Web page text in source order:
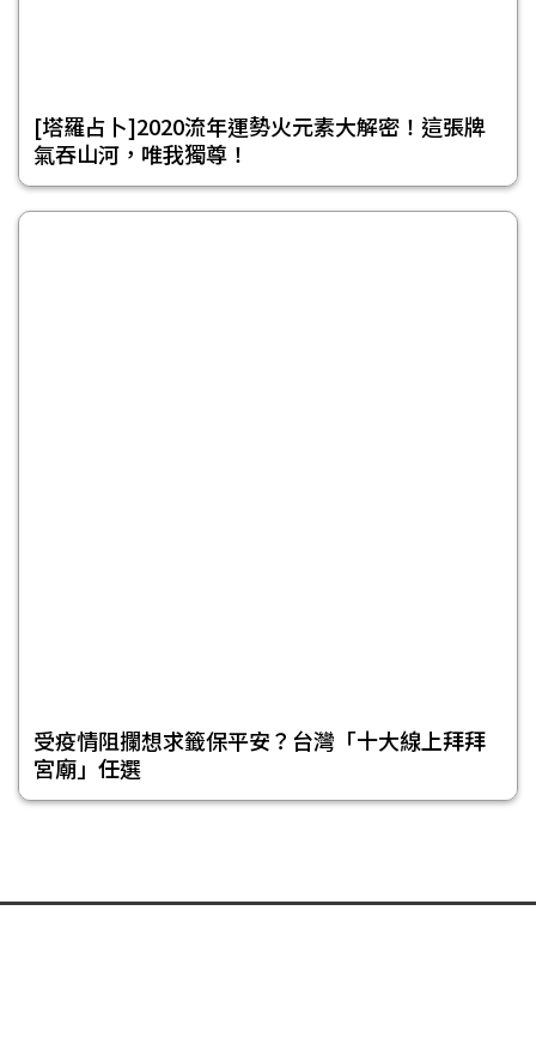
[塔羅占卜]2020流年運勢火元素大解密！這張牌
氣吞山河，唯我獨尊！
受疫情阻攔想求籤保平安？台灣「十大線上拜拜
宮廟」任選